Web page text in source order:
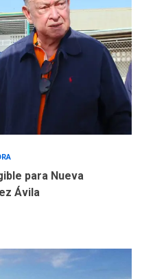
Yemen dicen que
dos petroleros
ÚLTIMA HORA
estadales se
Plan Agosto de
para Nueva
Ávila